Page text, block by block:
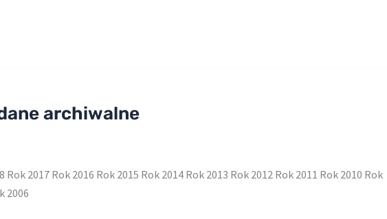
archiwalne
Rok 2017 Rok 2016 Rok 2015 Rok 2014 Rok 2013 Rok 2012 Rok 2011 Rok 2010 Rok
2006